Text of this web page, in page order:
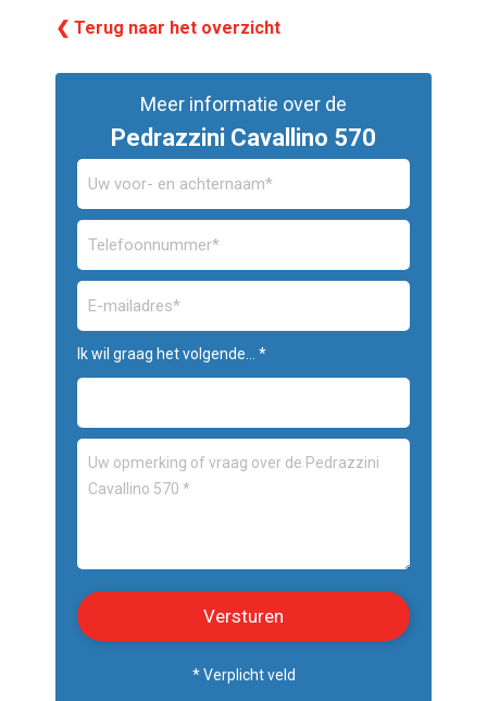
❮ Terug naar het overzicht
Meer informatie over de
Pedrazzini Cavallino 570
Ik wil graag het volgende... *
* Verplicht veld